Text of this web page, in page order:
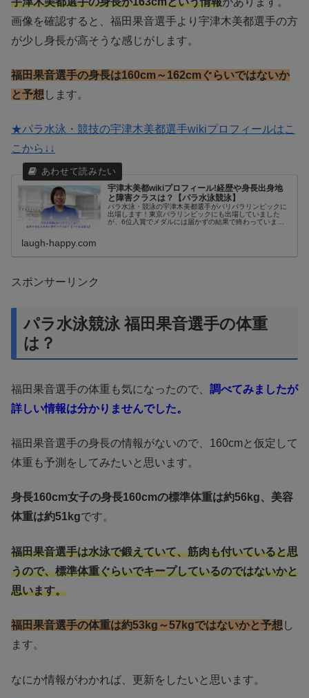
画像を確認すると、福田果音選手より宇津木美都選手の方
が少し身長が高そうな感じがします。
福田果音選手の身長は160cm～162cmぐらいではないか
と予想 します。
★パラ水泳・競技の宇津木美都選手wikiプロフィールはこ
こから↓↓
宇津木美都wikiプロフィール!経歴や身長出身地
と障害クラスは？【パラ水泳競泳】
パラ水泳・競泳の宇津木美都選手がパリパラリンピックに
出場します！東京パラリンピックにも出場していました
が、6位入賞でメダルには届かずの結果で終わっていまし
laugh-happy.com
スポンサーリンク
パラ水泳競泳 福田果音選手の体重
は？
福田果音選手の体重も気になったので、 調べてみましたが
詳しい情報は分かりませんでした。
福田果音選手の身長の情報がないので、160cmと仮定して
体重も予測をしてみたいと思います。
身長160cm女子の身長160cmの標準体重は約56kg、美容
体重は約51kgです。
福田果音選手は水泳で鍛えていて、筋肉も付いていると思
うので、標準体重ぐらいでキープしているのではないかと
思います。
福田果音選手の体重は約53kg～57kgではないかと予想 し
ます。
なにか情報がわかれば、更新をしたいと思います。